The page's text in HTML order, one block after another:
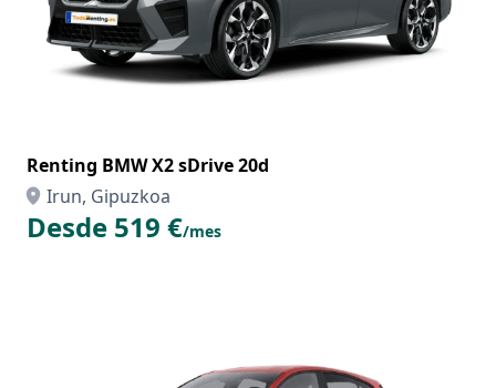
Renting BMW X2 sDrive 20d
Irun, Gipuzkoa
Desde 519 €/mes